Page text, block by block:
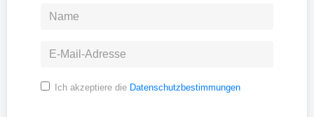
Ich akzeptiere die Datenschutzbestimmungen